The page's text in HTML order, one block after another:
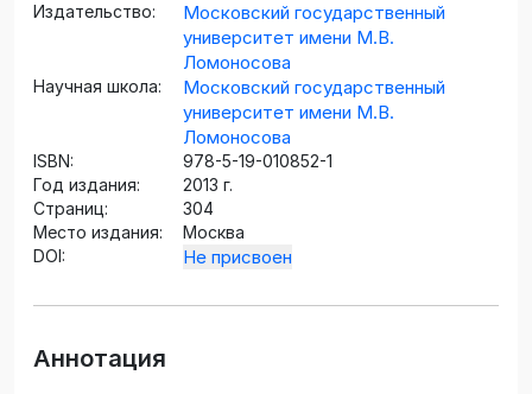
Издательство:
Московский государственный
университет имени М.В.
Ломоносова
Научная школа:
Московский государственный
университет имени М.В.
Ломоносова
ISBN:
978-5-19-010852-1
Год издания:
2013 г.
Страниц:
304
Место издания:
Москва
DOI:
Не присвоен
Аннотация